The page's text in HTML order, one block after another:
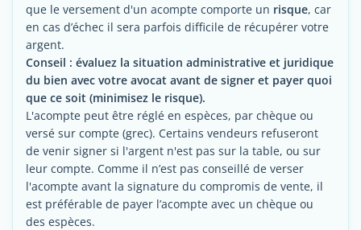
que le versement d'un acompte comporte un risque, car
en cas d’échec il sera parfois difficile de récupérer votre
argent.
Conseil : évaluez la situation administrative et juridique
du bien avec votre avocat avant de signer et payer quoi
que ce soit (minimisez le risque).
L'acompte peut être réglé en espèces, par chèque ou
versé sur compte (grec). Certains vendeurs refuseront
de venir signer si l'argent n'est pas sur la table, ou sur
leur compte. Comme il n’est pas conseillé de verser
l'acompte avant la signature du compromis de vente, il
est préférable de payer l’acompte avec un chèque ou
des espèces.